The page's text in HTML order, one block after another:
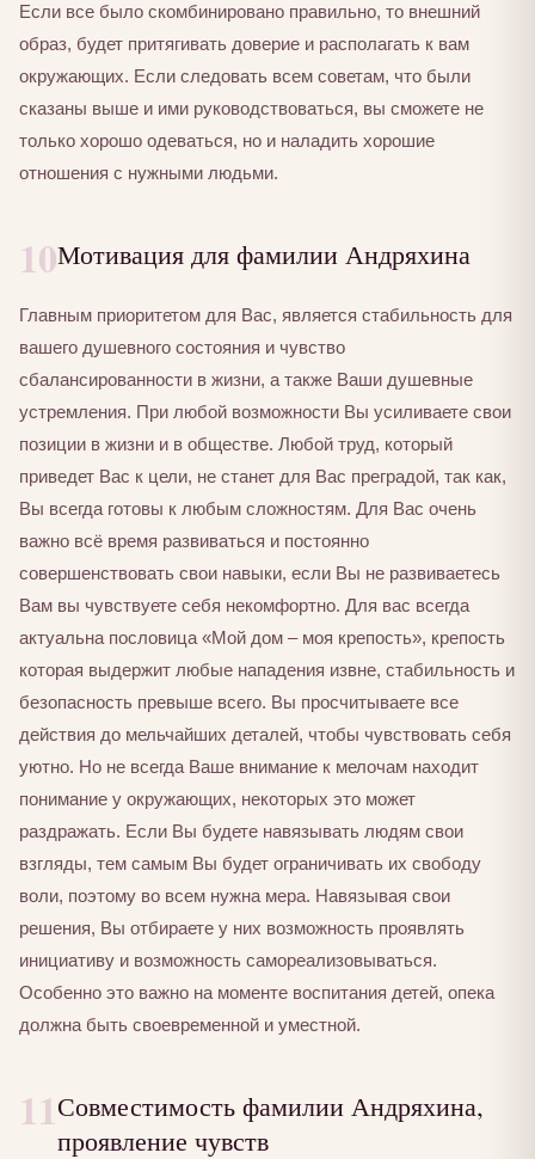
Если все было скомбинировано правильно, то внешний
образ, будет притягивать доверие и располагать к вам
окружающих. Если следовать всем советам, что были
сказаны выше и ими руководствоваться, вы сможете не
только хорошо одеваться, но и наладить хорошие
отношения с нужными людьми.
10Мотивация для фамилии Андряхина
Главным приоритетом для Вас, является стабильность для
вашего душевного состояния и чувство
сбалансированности в жизни, а также Ваши душевные
устремления. При любой возможности Вы усиливаете свои
позиции в жизни и в обществе. Любой труд, который
приведет Вас к цели, не станет для Вас преградой, так как,
Вы всегда готовы к любым сложностям. Для Вас очень
важно всё время развиваться и постоянно
совершенствовать свои навыки, если Вы не развиваетесь
Вам вы чувствуете себя некомфортно. Для вас всегда
актуальна пословица «Мой дом – моя крепость», крепость
которая выдержит любые нападения извне, стабильность и
безопасность превыше всего. Вы просчитываете все
действия до мельчайших деталей, чтобы чувствовать себя
уютно. Но не всегда Ваше внимание к мелочам находит
понимание у окружающих, некоторых это может
раздражать. Если Вы будете навязывать людям свои
взгляды, тем самым Вы будет ограничивать их свободу
воли, поэтому во всем нужна мера. Навязывая свои
решения, Вы отбираете у них возможность проявлять
инициативу и возможность самореализовываться.
Особенно это важно на моменте воспитания детей, опека
должна быть своевременной и уместной.
11Совместимость фамилии Андряхина,
проявление чувств